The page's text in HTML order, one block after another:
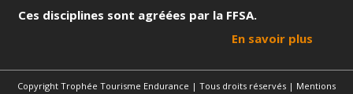
Ces disciplines sont agréées par la FFSA.
En savoir plus
Copyright Trophée Tourisme Endurance | Tous droits réservés | Mentions